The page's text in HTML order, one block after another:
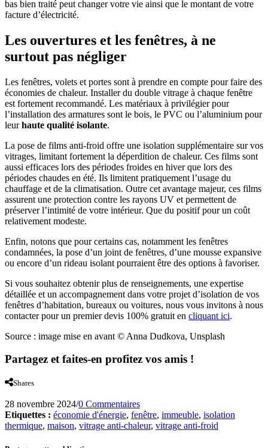
bas bien traité peut changer votre vie ainsi que le montant de votre
facture d’électricité.
Les ouvertures et les fenêtres, à ne
surtout pas négliger
Les fenêtres, volets et portes sont à prendre en compte pour faire des
économies de chaleur. Installer du double vitrage à chaque fenêtre
est fortement recommandé. Les matériaux à privilégier pour
l’installation des armatures sont le bois, le PVC ou l’aluminium pour
leurhaute qualité isolante.
La pose de films anti-froid offre une isolation supplémentaire sur vos
vitrages, limitant fortement la déperdition de chaleur. Ces films sont
aussi efficaces lors des périodes froides en hiver que lors des
périodes chaudes en été. Ils limitent pratiquement l’usage du
chauffage et de la climatisation. Outre cet avantage majeur, ces films
assurent une protection contre les rayons UV et permettent de
préserver l’intimité de votre intérieur. Que du positif pour un coût
relativement modeste.
Enfin, notons que pour certains cas, notamment les fenêtres
condamnées, la pose d’un joint de fenêtres, d’une mousse expansive
ou encore d’un rideau isolant pourraient être des options à favoriser.
Si vous souhaitez obtenir plus de renseignements, une expertise
détaillée et un accompagnement dans votre projet d’isolation de vos
fenêtres d’habitation, bureaux ou voitures, nous vous invitons à nous
contacter pour un premier devis 100% gratuit en cliquant ici.
Source : image mise en avant © Anna Dudkova, Unsplash
Partagez et faites-en profitez vos amis !
Shares
28 novembre 2024/0 Commentaires
Etiquettes : économie d'énergie, fenêtre, immeuble, isolation
thermique, maison, vitrage anti-chaleur, vitrage anti-froid